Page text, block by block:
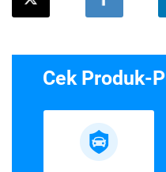
Cek Produk-